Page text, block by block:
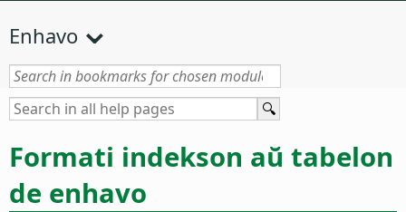
Enhavo
Formati indekson aŭ tabelon
de enhavo